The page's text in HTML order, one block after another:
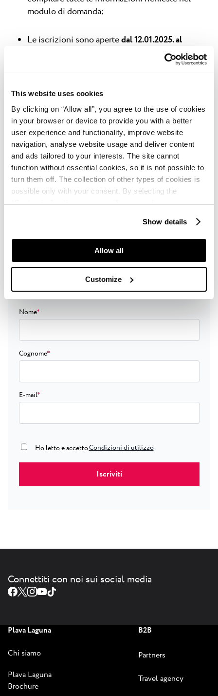
This website uses cookies
By clicking on “Allow all”, you agree to the use of cookies
in your browser or device to provide you with a better
user experience and functionality, improve website
navigation, analyse website usage and deliver content
and ads tailored to your interests. The site cannot
function without essential cookies, so it is not possible to
turn them off. The collection of other types of cookies is
possible only with your consent. By selecting the
“Customise” option, a menu will appear where you can
which purposes we may process your data. You can
manage your “Details” selection in your browser at any
Show details
Allow all
Customize
modulo di domanda;
Le iscrizioni sono apertedal 12.01.2025. al
16.12.2026.
Siamo felici di restare in contatto con voi enon
vediamo l’ora di avervi come nostri ospiti in una delle
oasi di vacanza di Plava Laguna!
Regolamento del concorso a premi „Win a vacation in
Plava Laguna!” (EN)
Iscriviti!
Inserisci qui i tuoi dati e partecipa all'estrazione.
Nome*
Cognome*
E-mail*
true
Ho letto e accettoCondizioni di utilizzo
Connettiti con noi sui social media
Plava Laguna
Chi siamo
Plava Laguna
Brochure
B2B
Partners
Travel agency